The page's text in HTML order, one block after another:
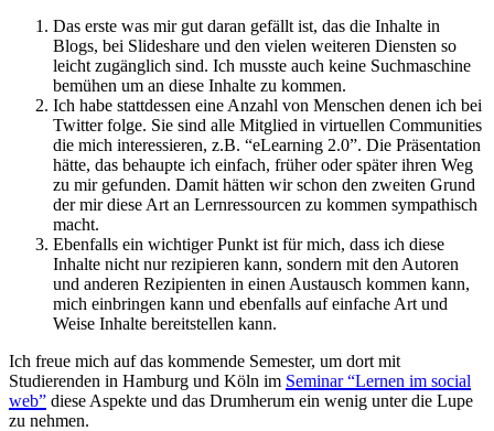
Das erste was mir gut daran gefällt ist, das die Inhalte in
Blogs, bei Slideshare und den vielen weiteren Diensten so
leicht zugänglich sind. Ich musste auch keine Suchmaschine
bemühen um an diese Inhalte zu kommen.
Ich habe stattdessen eine Anzahl von Menschen denen ich bei
Twitter folge. Sie sind alle Mitglied in virtuellen Communities
die mich interessieren, z.B. “eLearning 2.0”. Die Präsentation
hätte, das behaupte ich einfach, früher oder später ihren Weg
zu mir gefunden. Damit hätten wir schon den zweiten Grund
der mir diese Art an Lernressourcen zu kommen sympathisch
macht.
Ebenfalls ein wichtiger Punkt ist für mich, dass ich diese
Inhalte nicht nur rezipieren kann, sondern mit den Autoren
und anderen Rezipienten in einen Austausch kommen kann,
mich einbringen kann und ebenfalls auf einfache Art und
Weise Inhalte bereitstellen kann.
Ich freue mich auf das kommende Semester, um dort mit
Studierenden in Hamburg und Köln im Seminar “Lernen im social
web” diese Aspekte und das Drumherum ein wenig unter die Lupe
zu nehmen.